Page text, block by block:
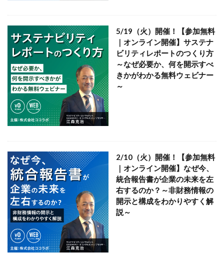
5/19（火）開催！【参加無料
｜オンライン開催】サステナ
ビリティレポートのつくり方
～なぜ必要か、何を開示すべ
きかがわかる無料ウェビナー
～
2/10（火）開催！【参加無料
｜オンライン開催】なぜ今、
統合報告書が企業の未来を左
右するのか？～非財務情報の
開示と構成をわかりやすく解
説～
SDGsの取り組み
SDGsの概要
SDGsビジネスモデル
SDGs入門
SDGs具体的な取り組み
SDGs基礎
SDGs実践
SDGs有料セミナー
SDGｓ無料セミナー
SDGs経営セミナー
SFプロトタイプ
SGDs戦略
SLOW CIRCUS
SLOW GELATO
SLOW LABEL
SR調達
SSBJ
SSL/TLSサーバー証明書
SSL/TLSサーバー証明書の有効期間
STOP自殺
SUSレポ
TAITRA TAKUROMAN
TALKの原則
TCFD
tvk UDホテル UVカット
WFP
Win10
win10サポート終了
Windows Office
Windows10サポート終了
withコロナ WLB
Xi
Xiプロジェクト
YOKOHAMA RePLASTIC
YOKOHAMA RePLASTIC フォーラム 2023
Z世代
アート